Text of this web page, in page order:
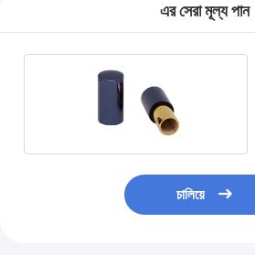
এর সেরা মূল্য পান
চালিয়ে